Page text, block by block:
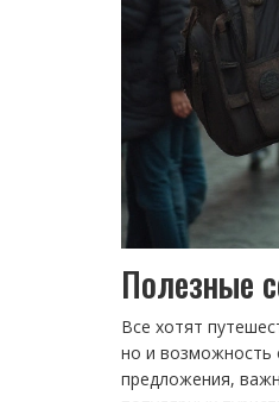
Полезные
Все хотят
но и возможность
предложения,